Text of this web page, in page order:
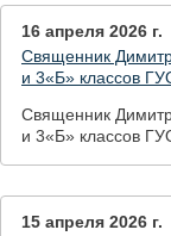
16 апреля 2026 г.
Священник
и 3«Б» классов
Священник
и 3«Б» классов
15 апреля 2026 г.